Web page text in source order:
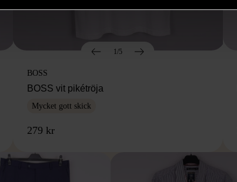
1/5
BOSS
BOSS vit pikétröja
Mycket gott skick
279 kr